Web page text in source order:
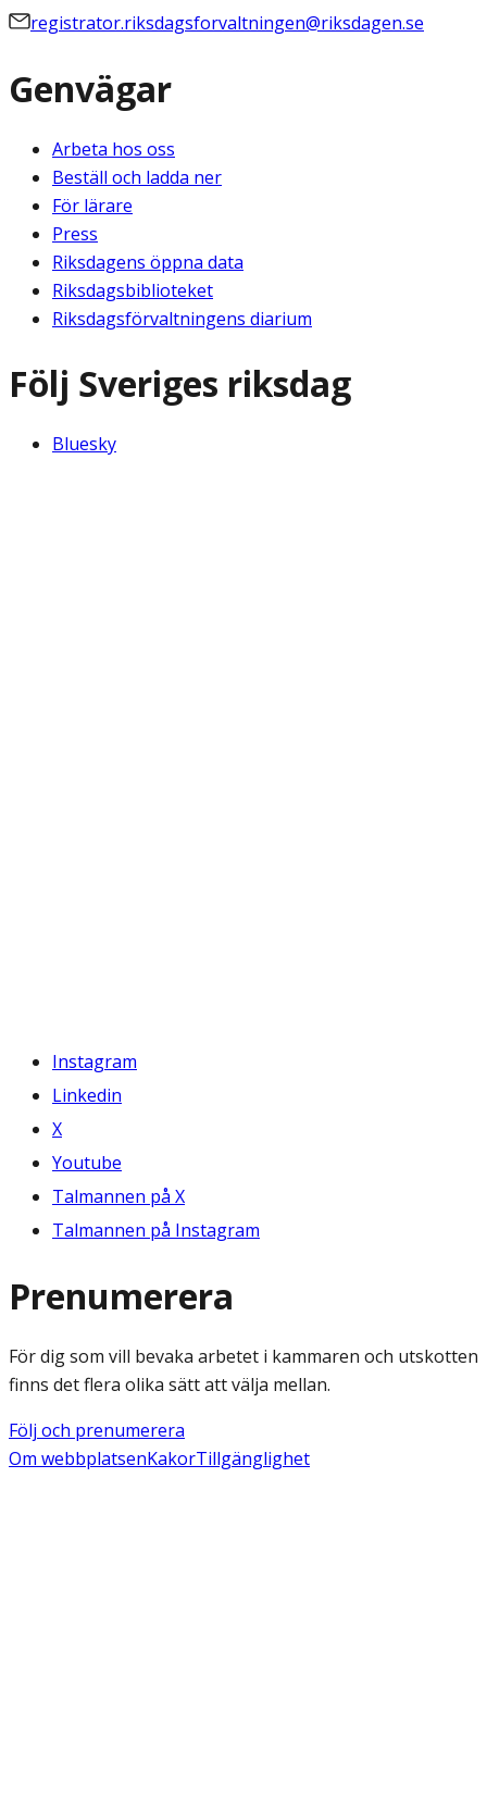
registrator.riksdagsforvaltningen@riksdagen.se
Genvägar
Arbeta hos oss
Beställ och ladda ner
För lärare
Press
Riksdagens öppna data
Riksdagsbiblioteket
Riksdagsförvaltningens diarium
Följ Sveriges riksdag
Bluesky
Instagram
Linkedin
X
Youtube
Talmannen på X
Talmannen på Instagram
Prenumerera
För dig som vill bevaka arbetet i kammaren och utskotten
finns det flera olika sätt att välja mellan.
Följ och prenumerera
Om webbplatsenKakorTillgänglighet